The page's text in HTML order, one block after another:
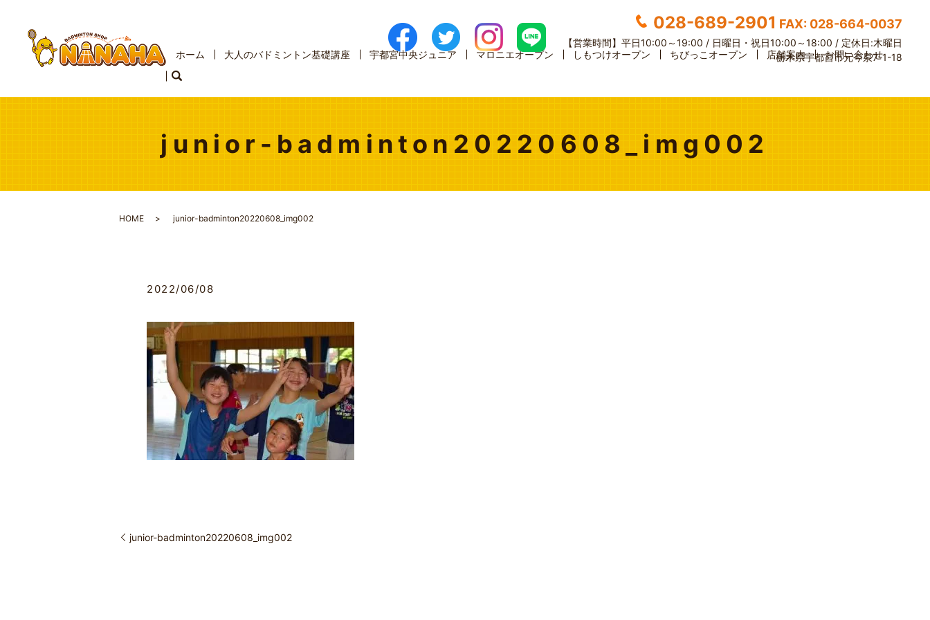
028-689-2901 FAX: 028-664-0037
【営業時間】 平日10:00～19:00 / 日曜日・祝日10:00～18:00 / 定休日:木曜日
栃木県宇都宮市元今泉7-1-18
ホーム 大人のバドミントン基礎講座 宇都宮中央ジュニア マロニエオープン しもつけオープン ちびっこオープン 店舗案内 お問い合わせ
junior-badminton20220608_img002
HOME junior-badminton20220608_img002
2022/06/08
junior-badminton20220608_img002